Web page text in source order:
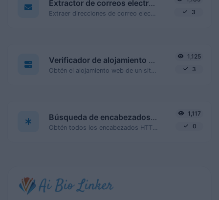
Extractor de correos electrónicos
3
Verificador de alojamiento web
1,125
3
Búsqueda de encabezados HTTP
1,117
0